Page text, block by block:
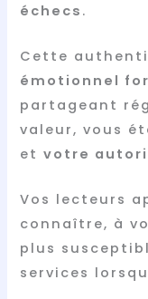
échecs .
Cette
émotionnel
partageant
valeur, vous
etvotre
Vos lecteurs
connaître, à
plus
services